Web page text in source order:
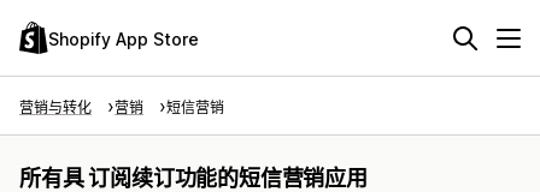
Shopify App Store
营销与转化 营销 短信营销
所有具 订阅续订功能的短信营销应用